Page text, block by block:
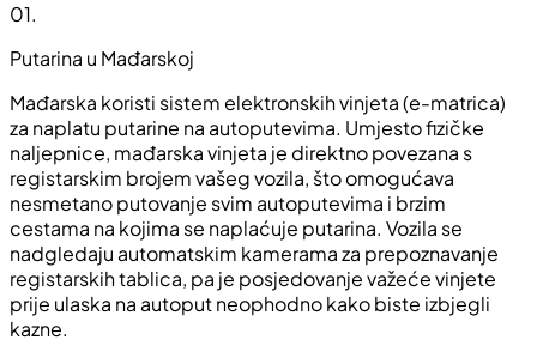
01.
Putarina u Mađarskoj
Mađarska koristi sistem elektronskih vinjeta (e-matrica)
za naplatu putarine na autoputevima. Umjesto fizičke
naljepnice, mađarska vinjeta je direktno povezana s
registarskim brojem vašeg vozila, što omogućava
nesmetano putovanje svim autoputevima i brzim
cestama na kojima se naplaćuje putarina. Vozila se
nadgledaju automatskim kamerama za prepoznavanje
registarskih tablica, pa je posjedovanje važeće vinjete
prije ulaska na autoput neophodno kako biste izbjegli
kazne.